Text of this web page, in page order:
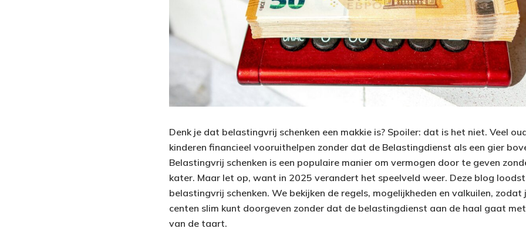
Denk je dat belastingvrij schenken een makkie is? Spoiler: dat is het niet. Veel
kinderen financieel vooruithelpen zonder dat de Belastingdienst als een gier
Belastingvrij schenken is een populaire manier om vermogen door te geven
kater. Maar let op, want in 2025 verandert het speelveld weer. Deze blog
belastingvrij schenken. We bekijken de regels, mogelijkheden en valkuilen,
centen slim kunt doorgeven zonder dat de belastingdienst aan de haal gaat
van de taart.